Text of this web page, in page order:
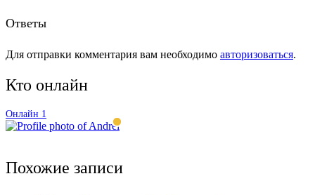
Ответы
Для отправки комментария вам необходимо авторизоваться.
Кто онлайн
Онлайн 1
Похожие записи